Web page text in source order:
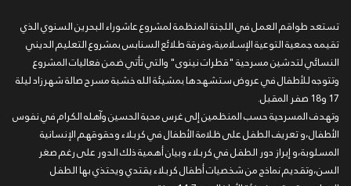
تستعد طواقم العمل في اللجنة المنظمة لمشروع عاشوراء البحرين السنوي الذي
تقيمه جمعية التوعية الإسلامية،وفرقة طلائع السنابس بمشروع التعليم الديني
النسائي لتدشين مسرحية "قطرات نينوى" والتي تأتي ضمن فعاليات المشروع
وتتوجه للأطفال في عروض ستشهدها بمشيئة الله خشبة مسرح صالة شهرزاد ليلة
17 و18 صفر المقبل.
وتهدف المسرحية حسب المنظمين إلى غرس محبة الحسين وآهله الكرام في نفوس
الأطفال،و تعريف الطفل على ظلامة الأطفال في كربلاء وحقوقهم الإنسانية
المسلوبة،و إبراز دور الطفل في كربلاء وبيان أهمية ذلك الدور على رغم صغر
السن،وتقديم نماذج من شخصيات أطفال كربلاء يقتدي ويحتذي بها الطفل